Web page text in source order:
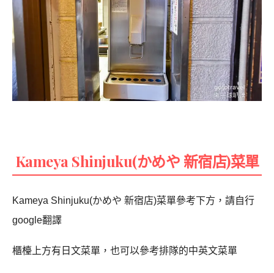
Kameya Shinjuku(かめや 新宿店)菜單
Kameya Shinjuku(かめや 新宿店)菜單參考下方，請自行
google翻譯
櫃檯上方有日文菜單，也可以參考排隊的中英文菜單